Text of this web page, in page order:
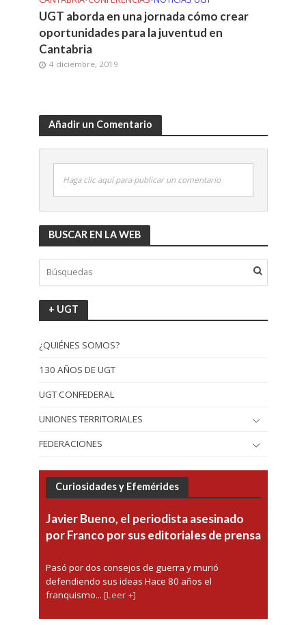
UGT aborda en una jornada cómo crear
oportunidades para la juventud en
Cantabria
4 diciembre, 2019
Añadir un Comentario
Haga clic aquí para publicar un comentario
BUSCAR EN LA WEB
+ UGT
¿QUIÉNES SOMOS?
130 AÑOS DE UGT
UGT CONFEDERAL
UNIONES TERRITORIALES
FEDERACIONES
Curiosidades y Efemérides
Javier Bueno, el periodista asesinado
por Franco por sus editoriales de prensa
Pasó por dos consejos de guerra y murió
defendiendo sus ideas Hace 80 años el
franquismo... [Leer +]